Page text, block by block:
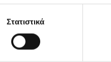
Στατιστικά
του μετόχου
του
του μετόχου